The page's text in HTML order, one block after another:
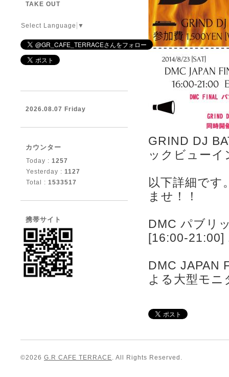
GRIND DJ
ックビューイ
以下詳細です
ませ！！
DMC パブリ
[16:00-21:00]
DMC JAPAN
よる大型モニ
TAKE OUT
Select Language ▼
2026.08.07 Friday
カウンター
Today : 1257
Yesterday : 1127
Total : 1533517
携帯サイト
©2026 G.R CAFE TERRACE. All Rights Reserved.